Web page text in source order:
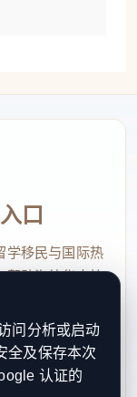
口
学移民与国际热
帮助海外华人快
务、投稿与权
问分析或启动
全及保存本次
认证的